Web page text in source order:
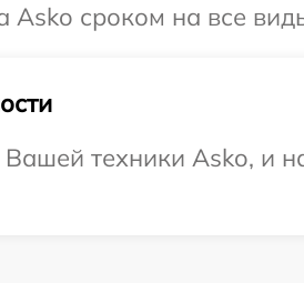
Asko сроком на все
техники Asko, и